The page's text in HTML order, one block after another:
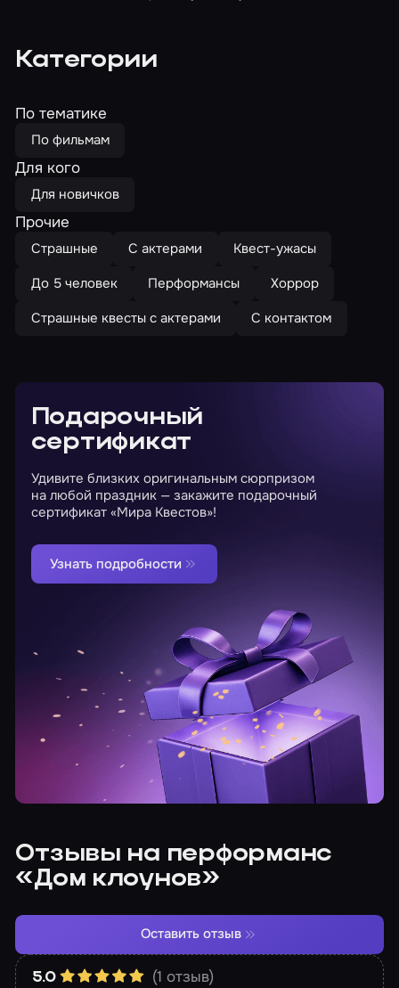
Категории
По тематике
По фильмам
Для кого
Для новичков
Прочие
Страшные С актерами
Квест-ужасы
До 5 человек
Перформансы
Хоррор
Страшные квесты с актерами
С контактом
Подарочный
сертификат
Удивите близких оригинальным сюрпризом
на любой праздник — закажите подарочный
сертификат «Мира Квестов»!
Узнать подробности
Отзывы на перформанс
«Дом клоунов»
5.0 (1 отзыв)
Оставить отзыв